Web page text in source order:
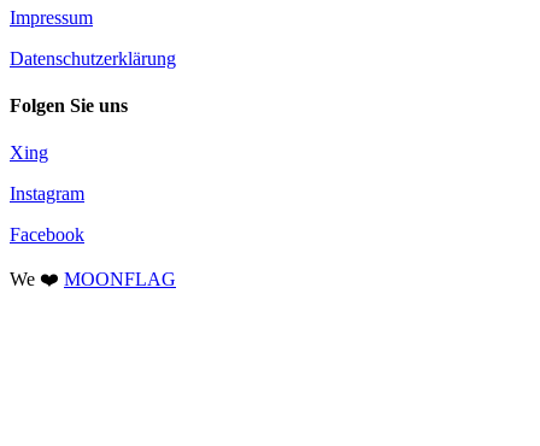
Impressum
Datenschutzerklärung
Folgen Sie uns
Xing
Instagram
Facebook
We ❤️ MOONFLAG